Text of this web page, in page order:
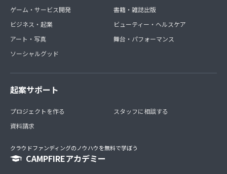
ゲーム・サービス開発
ビジネス・起業
アート・写真
ソーシャルグッド
書籍・雑誌出版
ビューティー・ヘルスケア
舞台・パフォーマンス
起案サポート
プロジェクトを作る
資料請求
スタッフに相談する
クラウドファンディングのノウハウを無料で学ぼう
CAMPFIREアカデミー